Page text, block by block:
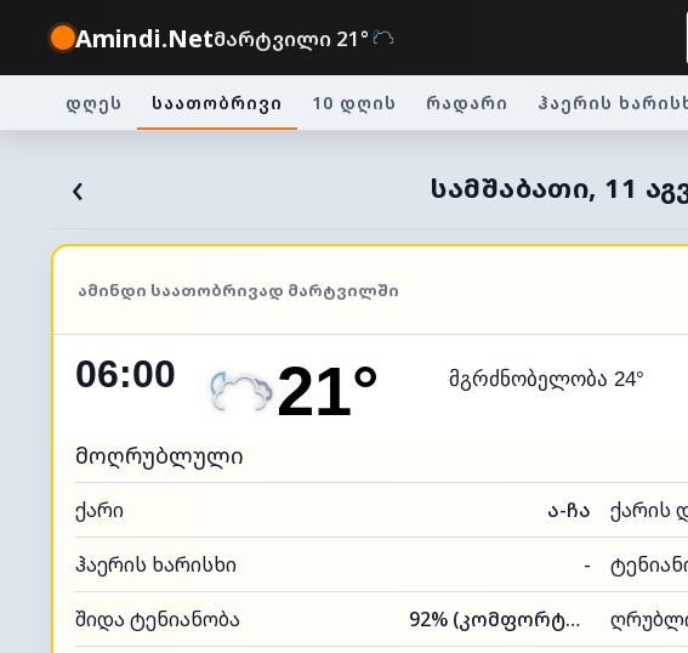
Amindi.Netმარტვილი 21°
დღეს საათობრივი 10 დღის რადარი ჰაერის
‹ ᲡᲐᲛᲨᲐᲑᲐᲗᲘ, 11
ᲐᲛᲘᲜᲓᲘ ᲡᲐᲐᲗᲝᲑᲠᲘᲕᲐᲓ ᲛᲐᲠᲢᲕᲘᲚᲨᲘ
06:00 21° მგრძნობელობა 24°
მოღრუბლული
ქარი ა-ჩა ქარის
ჰაერის ხარისხი -
შიდა ტენიანობა 92% (კომფორტული)